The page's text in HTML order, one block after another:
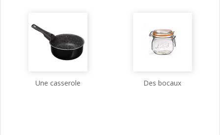
Une casserole Des bocaux